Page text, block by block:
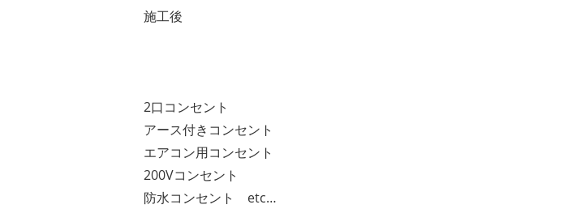
施工後
2口コンセント
アース付きコンセント
エアコン用コンセント
200Vコンセント
防水コンセント etc…